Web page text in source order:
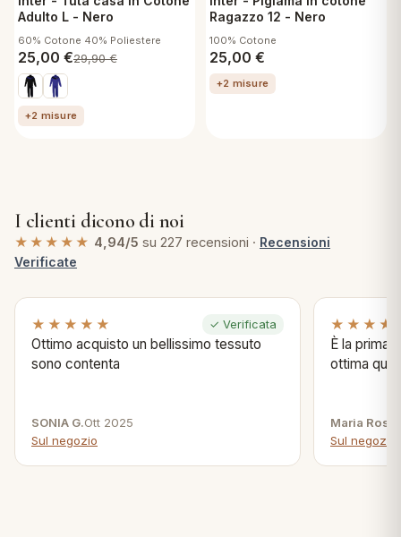
Adulto L - Nero
60% Cotone 40% Poliestere
25,00 €29,90€
+2 misure
Ragazzo 12 - Nero
100% Cotone
25,00 €
+2 misure
I clienti dicono di noi
★★★★★ 4,94/5 su 227 recensioni · Recensioni
Verificate
★★★★★ ✓ Verificata
Ottimo acquisto un bellissimo tessuto
sono contenta
SONIA G.Ott 2025
Sul negozio
È la prima
ottima
Maria Rosa
Sul negozio